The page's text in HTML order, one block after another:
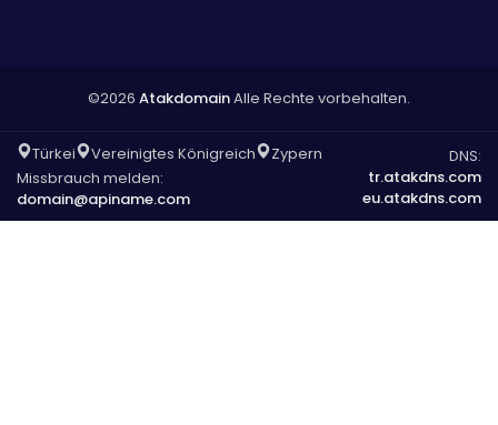
©2026 AtakdomainAlle Rechte vorbehalten.
Türkei Vereinigtes Königreich
Zypern
Missbrauch melden:
domain@apiname.com
DNS:
tr.atakdns.com
eu.atakdns.com